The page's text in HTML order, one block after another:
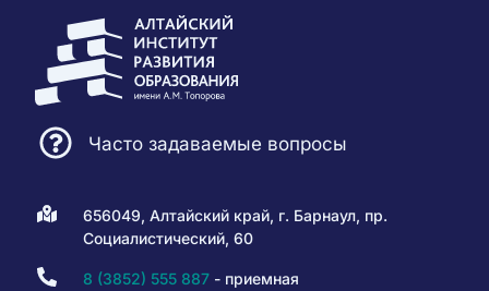
Часто задаваемые вопросы
656049, Алтайский край, г. Барнаул, пр.
Социалистический, 60
8 (3852) 555 887- приемная